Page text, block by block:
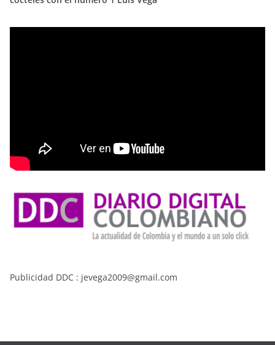
Publicidad DDC : jevega2009@gmail.com